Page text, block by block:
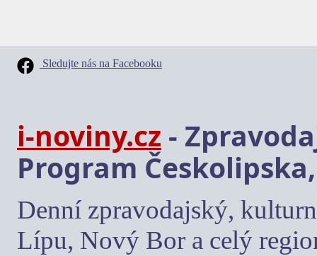
Sledujte nás na Facebooku
i-noviny.cz -
Program
Denní zpravodajský,
Lípu, Nový Bor a celý